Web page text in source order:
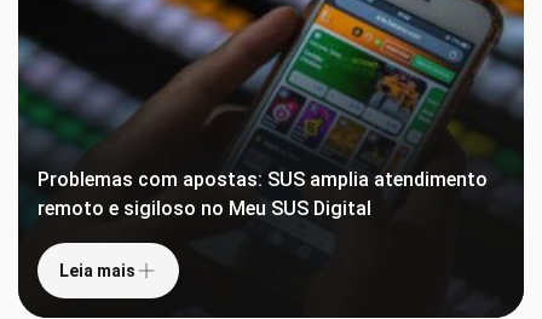
Problemas com apostas: SUS amplia atendimento
remoto e sigiloso no Meu SUS Digital
Leia mais
Anvisa proíbe lote falsificado de suplemento
ômega-3 e interdita lotes de repelentes